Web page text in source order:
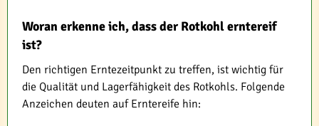
Woran erkenne ich, dass der Rotkohl erntereif
ist?
Den richtigen Erntezeitpunkt zu treffen, ist wichtig für
die Qualität und Lagerfähigkeit des Rotkohls. Folgende
Anzeichen deuten auf Erntereife hin: